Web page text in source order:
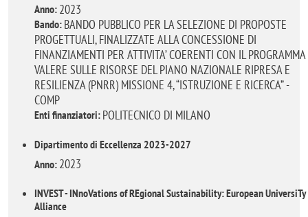
Anno: 2023
Bando: BANDO PUBBLICO PER LA SELEZIONE DI PROPOSTE
PROGETTUALI, FINALIZZATE ALLA CONCESSIONE DI
FINANZIAMENTI PER ATTIVITA’ COERENTI CON IL
VALERE SULLE RISORSE DEL PIANO NAZIONALE RIPRESA E
RESILIENZA (PNRR) MISSIONE 4, “ISTRUZIONE E RICERCA” -
COMP
Enti finanziatori: POLITECNICO DI MILANO
Dipartimento di Eccellenza 2023-2027
Anno: 2023
INVEST - INnoVations of REgional Sustainability: European UniversiTy
Alliance